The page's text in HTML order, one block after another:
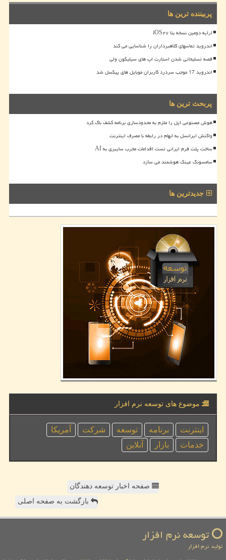
پربیننده ترین ها
ارایه دومین نسخه بتا iOS۲۷
اندروید تماسهای کلاهبرداران را شناسایی می کند
قصه تسلیحاتی شدن استارت اپ های سیلیکون ولی
اندروید 17 موجب سردرد کاربران موبایل های پیکسل شد
پربحث ترین ها
هوش مصنوعی اپل را ملزم به محدودسازی برنامه کشف باگ کرد
واکنش ایرانسل به ابهام در رابطه با مصرف اینترنت
ساخت پلت فرم ایرانی تست اقدامات مخرب سایبری به AI
سامسونگ عینک هوشمند می سازد
جدیدترین ها
موضوع های توسعه نرم افزار
اینترنت برنامه توسعه شركت
آمریكا
خدمات
بازار آنلاین
صفحه اخبار توسعه دهندگان
بازگشت به صفحه اصلی
توسعه نرم افزار
تولید نرم افزار